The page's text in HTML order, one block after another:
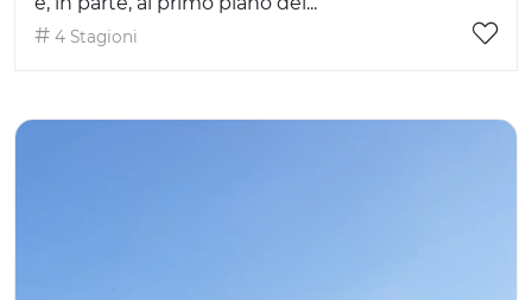
4 Stagioni